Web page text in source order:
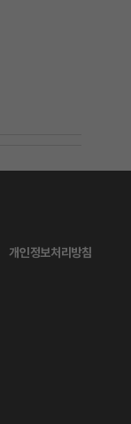
개인정보처리방침